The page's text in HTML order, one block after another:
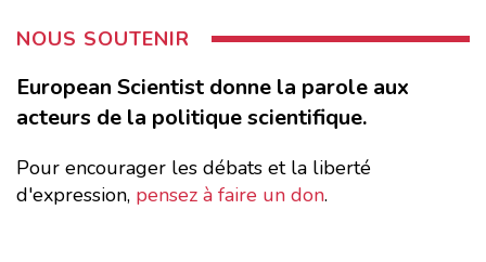
NOUS SOUTENIR
European Scientist donne la parole aux
acteurs de la politique scientifique.
Pour encourager les débats et la liberté
d'expression, pensez à faire un don.